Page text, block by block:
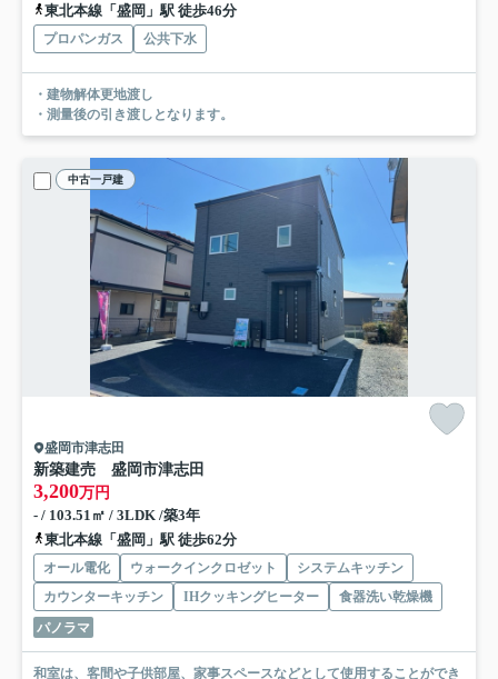
東北本線「盛岡」駅 徒歩46分
プロパンガス 公共下水
・建物解体更地渡し
・測量後の引き渡しとなります。
中古一戸建
盛岡市津志田
新築建売 盛岡市津志田
3,200万円
- / 103.51㎡ / 3LDK /築3年
東北本線「盛岡」駅 徒歩62分
オール電化 ウォークインクロゼット
システムキッチン
カウンターキッチン
IHクッキングヒーター
食器洗い乾燥機
パノラマ
和室は、客間や子供部屋、家事スペースなどとして使用することができ